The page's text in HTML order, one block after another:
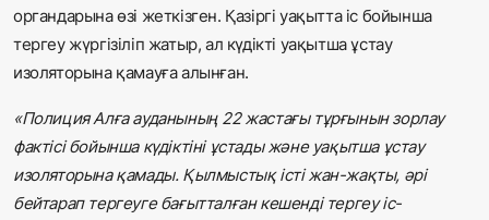
органдарына өзі жеткізген. Қазіргі уақытта іс бойынша
тергеу жүргізіліп жатыр, ал күдікті уақытша ұстау
изоляторына қамауға алынған.
«Полиция Алға ауданының 22 жастағы тұрғынын зорлау
фактісі бойынша күдіктіні ұстады және уақытша ұстау
изоляторына қамады. Қылмыстық істі жан-жақты, әрі
бейтарап тергеуге бағытталған кешенді тергеу іс-